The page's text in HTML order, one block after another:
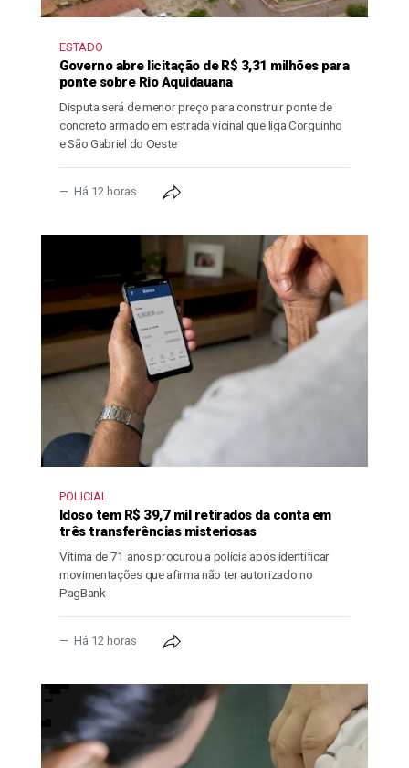
ESTADO
Governo abre licitação de R$ 3,31 milhões para
ponte sobre Rio Aquidauana
Disputa será de menor preço para construir ponte de
concreto armado em estrada vicinal que liga Corguinho
e São Gabriel do Oeste
Há 12 horas
POLICIAL
Idoso tem R$ 39,7 mil retirados da conta em
três transferências misteriosas
Vítima de 71 anos procurou a polícia após identificar
movimentações que afirma não ter autorizado no
PagBank
Há 12 horas